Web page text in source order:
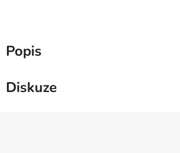
Popis
Diskuze